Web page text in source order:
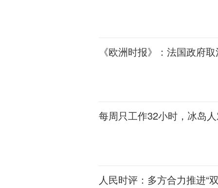
《欧洲时报》：法国政府
每周只工作32小时，冰岛
人民时评：多方合力推进“